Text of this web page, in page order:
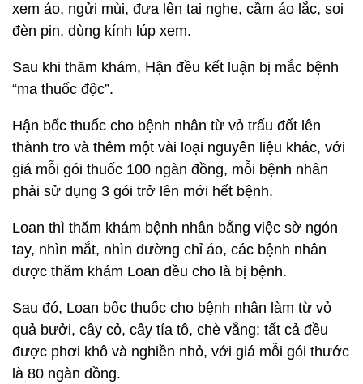
xem áo, ngửi mùi, đưa lên tai nghe, cầm áo lắc, soi
đèn pin, dùng kính lúp xem.
Sau khi thăm khám, Hận đều kết luận bị mắc bệnh
“ma thuốc độc”.
Hận bốc thuốc cho bệnh nhân từ vỏ trấu đốt lên
thành tro và thêm một vài loại nguyên liệu khác, với
giá mỗi gói thuốc 100 ngàn đồng, mỗi bệnh nhân
phải sử dụng 3 gói trở lên mới hết bệnh.
Loan thì thăm khám bệnh nhân bằng việc sờ ngón
tay, nhìn mắt, nhìn đường chỉ áo, các bệnh nhân
được thăm khám Loan đều cho là bị bệnh.
Sau đó, Loan bốc thuốc cho bệnh nhân làm từ vỏ
quả bưởi, cây cỏ, cây tía tô, chè vằng; tất cả đều
được phơi khô và nghiền nhỏ, với giá mỗi gói thước
là 80 ngàn đồng.